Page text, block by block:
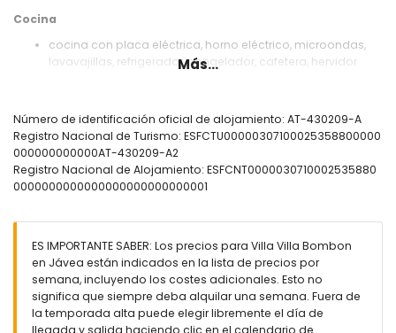
Cocina
cocina con placa eléctrica, horno eléctrico, microondas,
lavavajillas, refrigerador, congelador, cafetera, hervidor
dormitorio con aire acondicionado, cama tamaño queen
(200 por 160cm) y baño en suite
dormitorio con aire acondicionado, cama tamaño queen
(200 por 150cm) y baño en suite
baño en suite con lavabo individual, bañera, ducha y WC
baño en suite con lavabo individual, ducha y WC
baño en suite con lavabo individual, ducha, WC y secador
de pelo
Exterior de esta villa de lujo
Más...
Número de identificación oficial de alojamiento: AT-430209-A
Registro Nacional de Turismo: ESFCTU00000307100025358800000
000000000000AT-430209-A2
Registro Nacional de Alojamiento: ESFCNT0000030710002535880
0000000000000000000000000001
ES IMPORTANTE SABER: Los precios para Villa Villa Bombon
en Jávea están indicados en la lista de precios por
semana, incluyendo los costes adicionales. Esto no
significa que siempre deba alquilar una semana. Fuera de
la temporada alta puede elegir libremente el día de